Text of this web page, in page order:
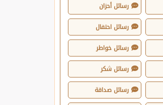
رسائل أحزان
رسائل احتفال
رسائل خواطر
رسائل شكر
رسائل صداقة